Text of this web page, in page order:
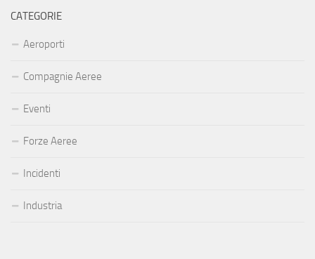
CATEGORIE
Aeroporti
Compagnie Aeree
Eventi
Forze Aeree
Incidenti
Industria